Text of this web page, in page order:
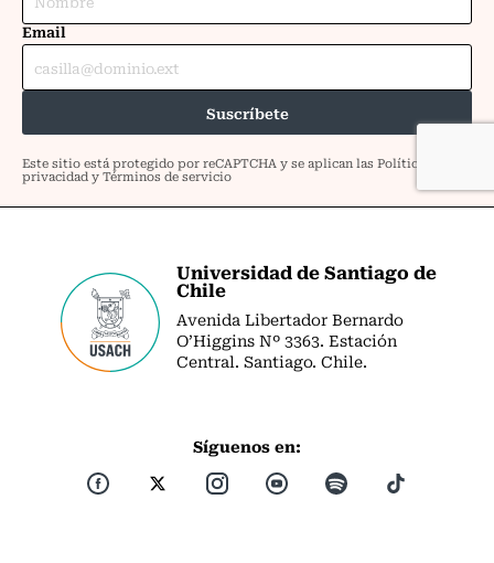
Universidad de Santiago de
Chile
Avenida Libertador Bernardo
O’Higgins Nº 3363. Estación
Central. Santiago. Chile.
Síguenos en: